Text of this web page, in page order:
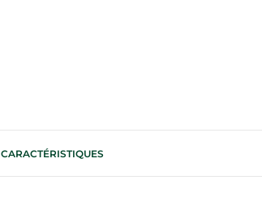
CARACTÉRISTIQUES